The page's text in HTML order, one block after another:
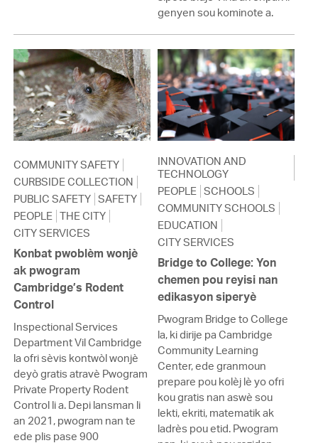
genyen sou kominote a.
COMMUNITY SAFETY
CURBSIDE COLLECTION
PUBLIC SAFETY SAFETY
PEOPLE THE CITY
CITY SERVICES
Konbat pwoblèm wonjè
ak pwogram
Cambridge’s Rodent
Control
Inspectional Services
Department Vil Cambridge
la ofri sèvis kontwòl wonjè
deyò gratis atravè Pwogram
Private Property Rodent
Control li a. Depi lansman li
an 2021, pwogram nan te
ede plis pase 900
INNOVATION AND
TECHNOLOGY
PEOPLE SCHOOLS
COMMUNITY SCHOOLS
EDUCATION
CITY SERVICES
Bridge to College: Yon
chemen pou reyisi nan
edikasyon siperyè
Pwogram Bridge to College
la, ki dirije pa Cambridge
Community Learning
Center, ede granmoun
prepare pou kolèj lè yo ofri
kou gratis nan aswè sou
lekti, ekriti, matematik ak
ladrès pou etid. Pwogram